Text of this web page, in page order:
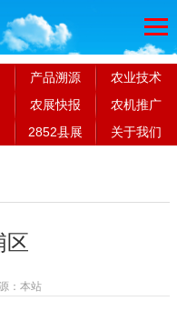
产品溯源
农业技术
农展快报
农机推广
2852县展 关于我们
区
：本站